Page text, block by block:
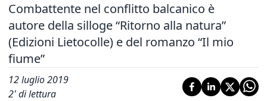
Combattente nel conflitto balcanico è
autore della silloge “Ritorno alla natura”
(Edizioni Lietocolle) e del romanzo “Il mio
fiume”
12 luglio 2019
2' di lettura